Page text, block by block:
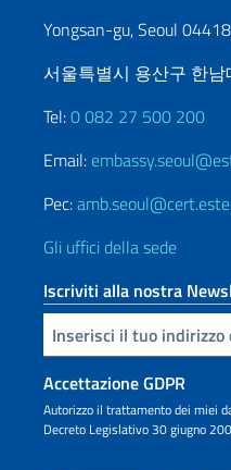
Yongsan-gu, Seoul 04418
서울특별시 용산구 한
Tel:0 082 27 500 200
Email:
Pec:
Gli uffici della sede
Iscriviti alla nostra
Inserisci la tua email
Accettazione GDPR
Autorizzo il trattamento dei miei
Decreto Legislativo 30 giugno